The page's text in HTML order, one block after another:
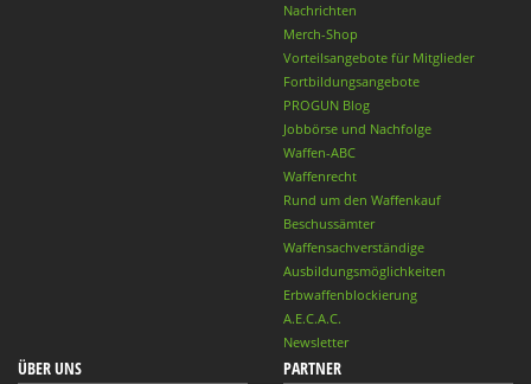
Nachrichten
Merch-Shop
Vorteilsangebote für Mitglieder
Fortbildungsangebote
PROGUN Blog
Jobbörse und Nachfolge
Waffen-ABC
Waffenrecht
Rund um den Waffenkauf
Beschussämter
Waffensachverständige
Ausbildungsmöglichkeiten
Erbwaffenblockierung
A.E.C.A.C.
Newsletter
ÜBER UNS PARTNER